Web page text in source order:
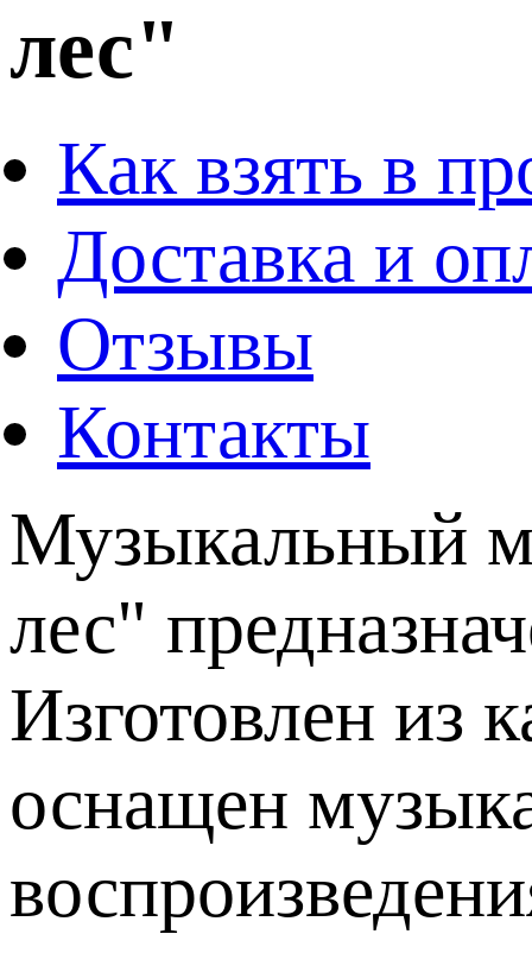
лес"
Как взять в
Доставка и
Отзывы
Контакты
Музыкальный
лес"
Изготовлен из
оснащен